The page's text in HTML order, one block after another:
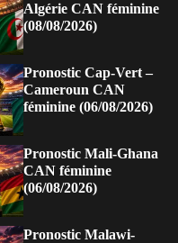
Algérie CAN féminine
(08/08/2026)
Pronostic Cap-Vert –
Cameroun CAN
féminine (06/08/2026)
Pronostic Mali-Ghana
CAN féminine
(06/08/2026)
Pronostic Malawi-